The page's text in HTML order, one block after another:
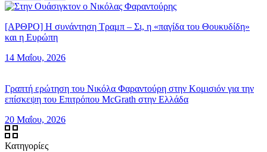
[ΑΡΘΡΟ] Η συνάντηση Τραμπ – Σι, η «παγίδα του Θουκυδίδη»
και η Ευρώπη
14 Μαΐου, 2026
Γραπτή ερώτηση του Νικόλα Φαραντούρη στην Κομισιόν για την
επίσκεψη του Επιτρόπου McGrath στην Ελλάδα
20 Μαΐου, 2026
Κατηγορίες